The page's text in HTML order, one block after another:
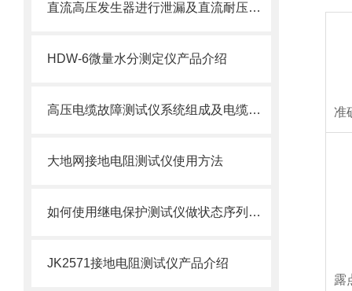
直流高压发生器进行泄漏及直流耐压试验
HDW-6微量水分测定仪产品介绍
高压电缆故障测试仪系统组成及电缆故障产生的原因
大地网接地电阻测试仪使用方法
如何使用继电保护测试仪做状态序列试验?
JK2571接地电阻测试仪产品介绍
准
露